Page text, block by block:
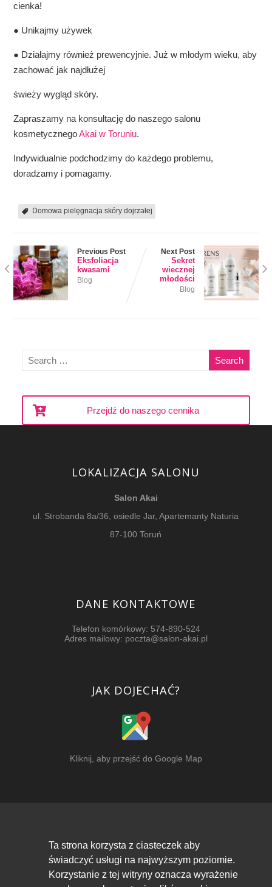
Ta strona korzysta z ciasteczek aby
świadczyć usługi na najwyższym poziomie.
Korzystanie z tej witryny oznacza wyrażenie
cienka!
● Unikajmy używek
● Działajmy również prewencyjnie. Już w młodym wieku, aby
zachować jak najdłużej
świeży wygląd skóry.
Zapraszamy na konsultację do naszego salonu
kosmetycznegoAkai w Toruniu.
Indywidualnie podchodzimy do każdego problemu,
doradzamy i pomagamy.
Domowa pielęgnacja skóry dojrzałej
Previous Post
Eksfoliacja
kwasami
Blog
Next Post
Sekret
wiecznej
młodości
Blog
Przejdź do naszego cennika
LOKALIZACJA SALONU
Salon Akai
ul. Strobanda 8a/36, osiedle Jar, Apartemanty Naturia
87-100 Toruń
DANE KONTAKTOWE
Telefon komórkowy: 574-890-524
Adres mailowy: poczta@salon-akai.pl
JAK DOJECHAĆ?
Kliknij, aby przejść do Google Map
Copyright
Salon-Akai.pl / Strona skonfigurowana przez
lastrona.pl